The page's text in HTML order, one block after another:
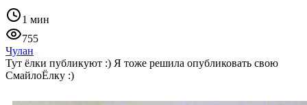
1 мин
755
Чулан
Тут ёлки публикуют :) Я тоже решила опубликовать свою
СмайлоЁлку :)